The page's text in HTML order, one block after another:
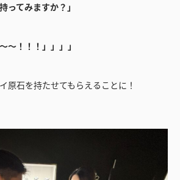
ってみますか？」
～！！！」」」」
原石を持たせてもらえることに！